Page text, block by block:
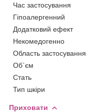
Час застосування
Гіпоалергенний
Додатковий ефект
Некомедогенно
Область застосування
Об`єм
Стать
Тип шкіри
Приховати